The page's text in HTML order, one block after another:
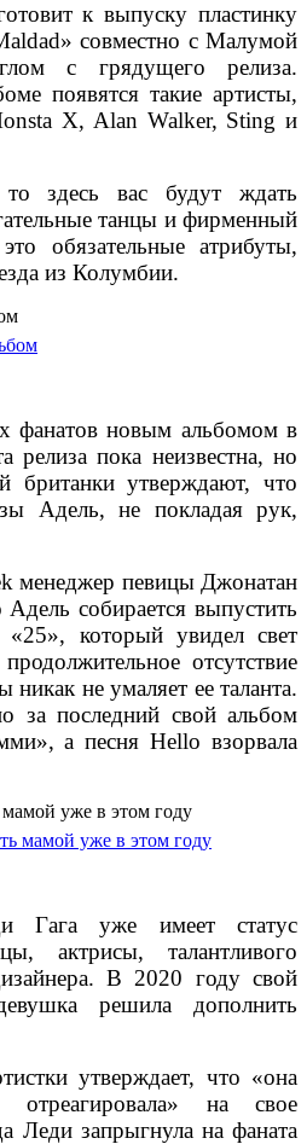
к выпуску пластинку
совместно с Малумой
с грядущего релиза.
появятся такие артисты,
X, Alan Walker, Sting и
здесь вас будут ждать
танцы и фирменный
обязательные атрибуты,
из Колумбии.
фанатов новым альбомом в
релиза пока неизвестна, но
британки утверждают, что
Адель, не покладая рук,
менеджер певицы Джонатан
собирается выпустить
«25», который увидел свет
отсутствие
никак не умаляет ее таланта.
за последний свой альбом
а песня Hello взорвала
мамой уже в этом году
Гага уже имеет статус
актрисы, талантливого
В 2020 году свой
решила дополнить
утверждает, что «она
отреагировала» на свое
Леди запрыгнула на фаната